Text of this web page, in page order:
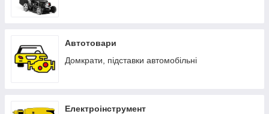
Автотовари
Домкрати, підставки автомобільні
Електроінструмент